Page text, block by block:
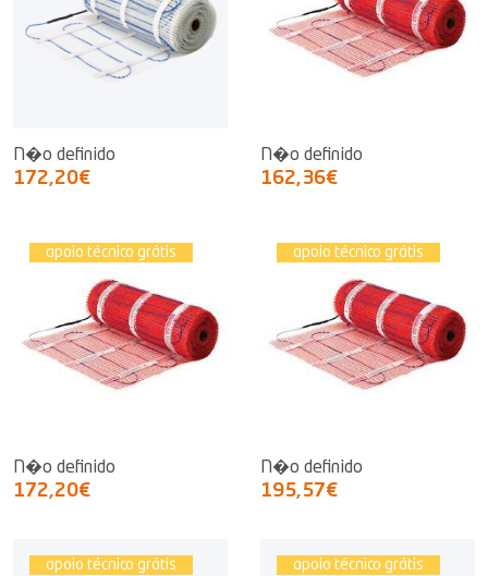
N�o definido
172,20€
N�o definido
162,36€
apoio técnico grátis
N�o definido
172,20€
apoio técnico grátis
N�o definido
195,57€
apoio técnico grátis apoio técnico grátis